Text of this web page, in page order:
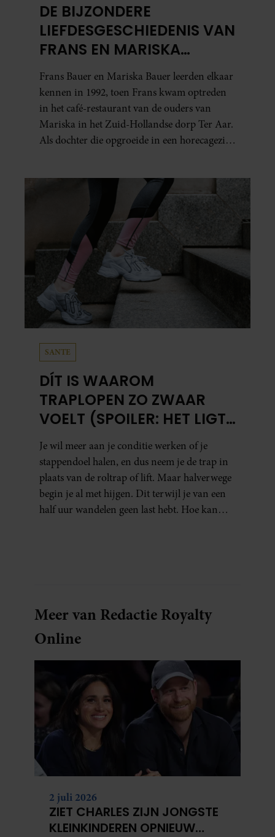
DE BIJZONDERE
LIEFDESGESCHIEDENIS VAN
FRANS EN MARISKA
BAUER: OOK IN BED
ELKAARS EERSTE
Frans Bauer en Mariska Bauer leerden elkaar
kennen in 1992, toen Frans kwam optreden
in het café-restaurant van de ouders van
Mariska in het Zuid-Hollandse dorp Ter Aar.
Als dochter die opgroeide in een horecagezin
SANTE
DÍT IS WAAROM
TRAPLOPEN ZO ZWAAR
VOELT (SPOILER: HET LIGT
NIET AAN JE CONDITIE)
Je wil meer aan je conditie werken of je
stappendoel halen, en dus neem je de trap in
plaats van de roltrap of lift. Maar halverwege
begin je al met hijgen. Dit terwijl je van een
half uur wandelen geen last hebt. Hoe kan
Meer van Redactie Royalty
Online
2 juli 2026
ZIET CHARLES ZIJN JONGSTE
KLEINKINDEREN OPNIEUW